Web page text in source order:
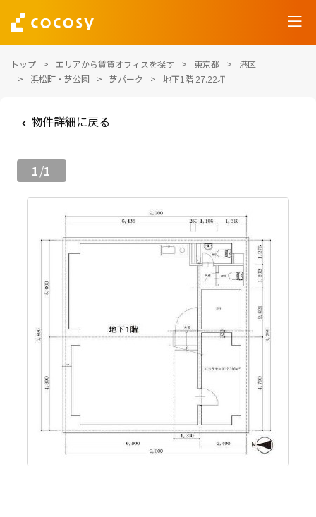
トップ エリアから賃貸オフィスを探す 東京都
港区
浜松町・芝公園
芝パーク 地下1階 27.22坪
物件詳細に戻る
1/1